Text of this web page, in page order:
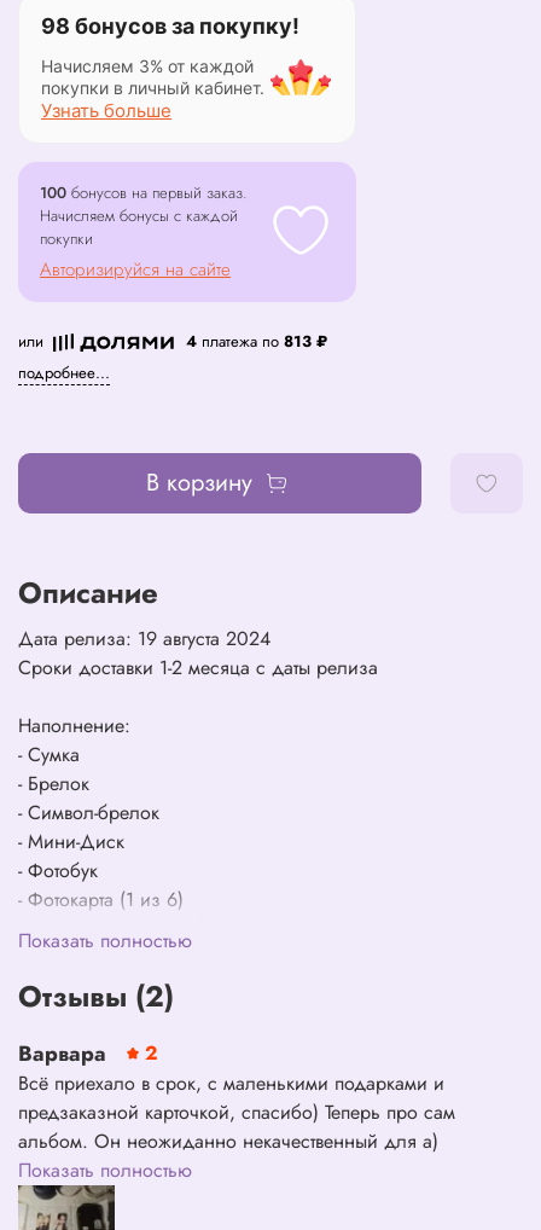
98 бонусов за покупку!
Начисляем 3% от каждой
покупки в личный кабинет.
Узнать больше
100 бонусов на первый заказ.
Начисляем бонусы с каждой
покупки
Авторизируйся на сайте
или 4 платежа по 813 ₽
подробнее...
В корзину
Описание
Дата релиза: 19 августа 2024
Сроки доставки 1-2 месяца с даты релиза
Наполнение:
- Сумка
- Брелок
- Символ-брелок
- Мини-Диск
- Фотобук
- Фотокарта (1 из 6)
- Юнитная фотокарта (1 из 3)
Подарок SOUNDWAVE за предзаказ до 19 августа:
- Фотокарта (1 из 6) за каждый альбом
Показать полностью
Отзывы (2)
Варвара
2
Всё приехало в срок, с маленькими подарками и
предзаказной карточкой, спасибо) Теперь про сам
альбом. Он неожиданно некачественный для а)
лимитированной версии; б) альбома группы крупного
агенства. Сама сумочка очень простая, с какими-то
Показать полностью